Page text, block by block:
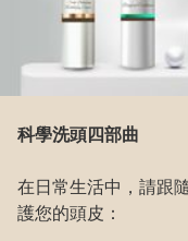
科學洗頭四部曲
在日常生活中，請跟
護您的頭皮：